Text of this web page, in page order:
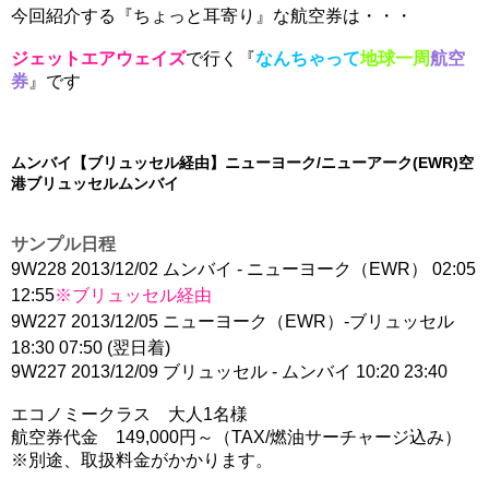
今回紹介する『ちょっと耳寄り』な航空券は・・・
ジェットエアウェイズで行く『なんちゃって地球一周航空
券 』です
ムンバイ 【ブリュッセル経由】 ニューヨーク/ニューアーク(EWR)空
港ブリュッセルムンバイ
サンプル日程
9W228 2013/12/02 ムンバイ - ニューヨーク（EWR） 02:05
12:55※ブリュッセル経由
9W227 2013/12/05 ニューヨーク（EWR）-ブリュッセル
18:30 07:50 (翌日着)
9W227 2013/12/09 ブリュッセル - ムンバイ 10:20 23:40
エコノミークラス 大人1名様
航空券代金 149,000円～（TAX/燃油サーチャージ込み）
※別途、取扱料金がかかります。